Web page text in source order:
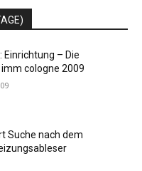
Einrichtung – Die
cologne 2009
Suche nach dem